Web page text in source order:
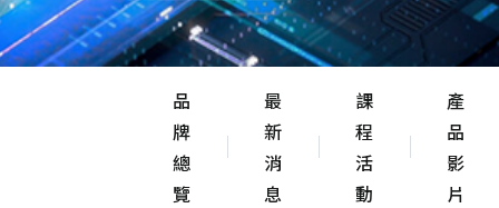
品
牌
總
覽
最
新
消
息
課
程
活
動
產
品
影
片